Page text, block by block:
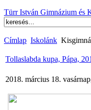
Türr István Gimnázium és
Címlap Iskolánk
Tollaslabda kupa, Pápa,
2018. március 18.